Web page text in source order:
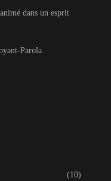
dans un esprit
Parola.
(10)